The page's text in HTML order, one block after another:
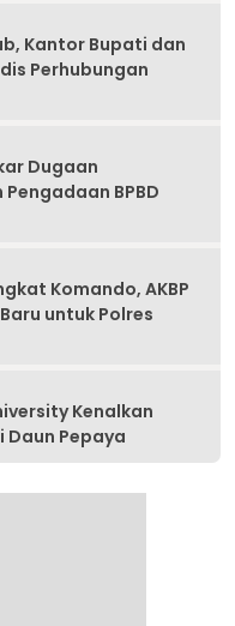
Kantor Bupati dan
Perhubungan
Dugaan
BPBD
Komando, AKBP
untuk Polres
Kenalkan
Pepaya